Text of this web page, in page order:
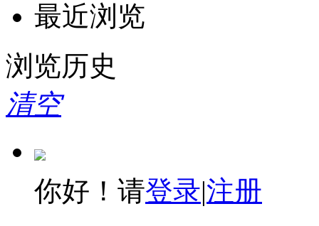
最近浏览
浏览历史
清空
你好！请登录|注册